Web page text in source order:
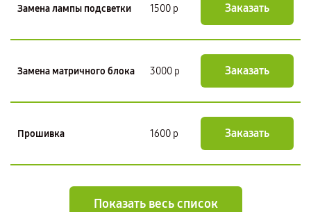
Замена лампы подсветки 1500 р Заказать
Замена матричного блока 3000 р Заказать
Прошивка 1600 р Заказать
Показать весь список